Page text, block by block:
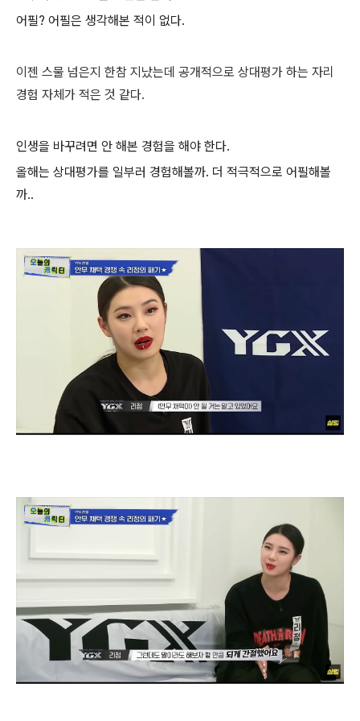
어필? 어필은 생각해본 적이 없다.
이젠 스물 넘은지 한참 지났는데 공개적으로 상대평가 하는 자리
경험 자체가 적은 것 같다.
인생을 바꾸려면 안 해본 경험을 해야 한다.
올해는 상대평가를 일부러 경험해볼까. 더 적극적으로 어필해볼
까..